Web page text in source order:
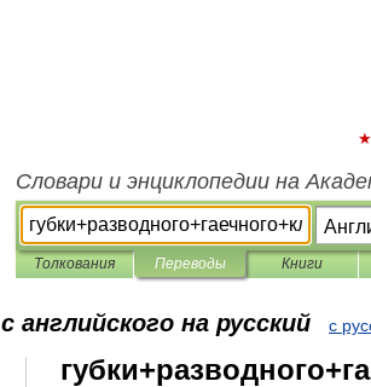
Словари и энциклопедии на
Толкования Переводы Книги
с английского на русский с